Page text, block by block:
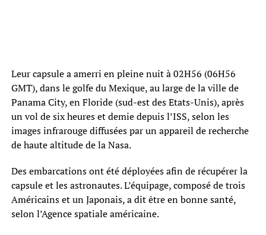
Leur capsule a amerri en pleine nuit à 02H56 (06H56
GMT), dans le golfe du Mexique, au large de la ville de
Panama City, en Floride (sud-est des Etats-Unis), après
un vol de six heures et demie depuis l’ISS, selon les
images infrarouge diffusées par un appareil de recherche
de haute altitude de la Nasa.
Des embarcations ont été déployées afin de récupérer la
capsule et les astronautes. L’équipage, composé de trois
Américains et un Japonais, a dit être en bonne santé,
selon l’Agence spatiale américaine.